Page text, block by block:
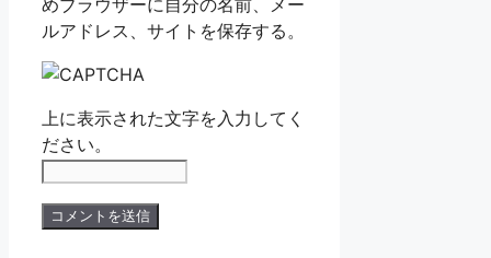
ルアドレス、サイトを保存する。
上に表示された文字を入力してく
ださい。